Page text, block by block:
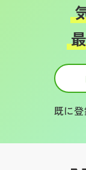
サイトマップ
既に